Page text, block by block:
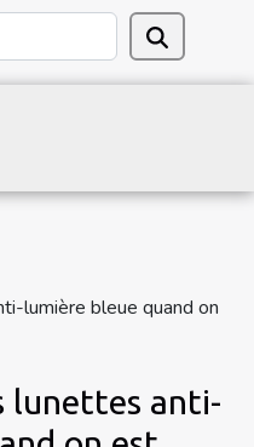
lumière bleue quand on
lunettes anti-